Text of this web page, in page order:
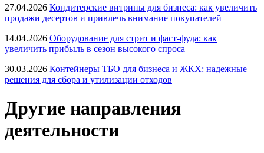
27.04.2026 Кондитерские витрины для бизнеса: как увеличить
продажи десертов и привлечь внимание покупателей
14.04.2026 Оборудование для стрит и фаст-фуда: как
увеличить прибыль в сезон высокого спроса
30.03.2026 Контейнеры ТБО для бизнеса и ЖКХ: надежные
решения для сбора и утилизации отходов
Другие направления
деятельности